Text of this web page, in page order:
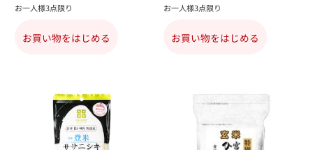
お一人様3点限り
お買い物をはじめる
お一人様3点限り
お買い物をはじめる